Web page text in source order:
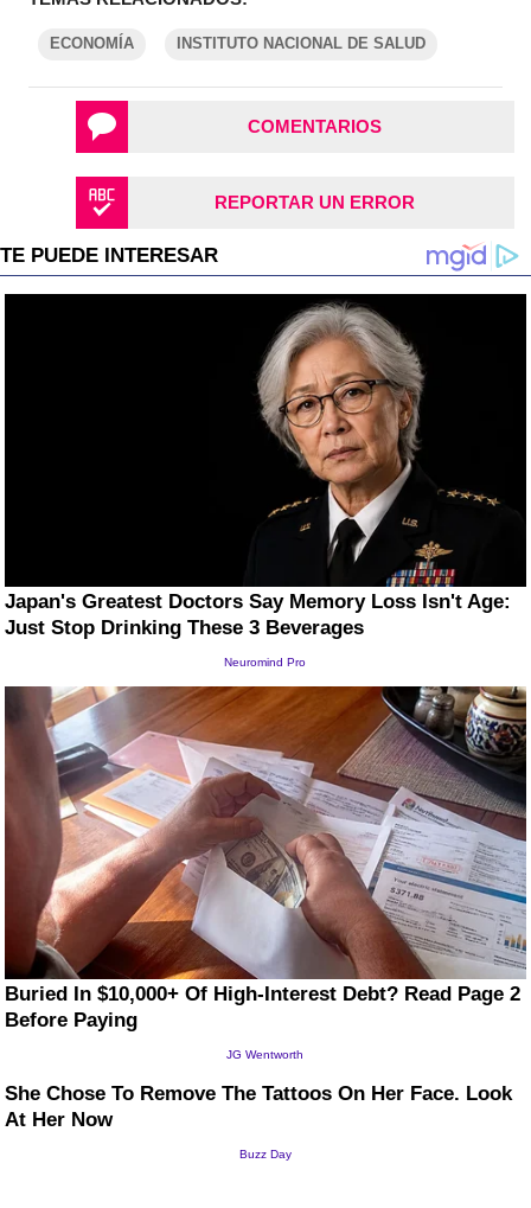
ECONOMÍA INSTITUTO NACIONAL DE SALUD
COMENTARIOS
REPORTAR UN ERROR